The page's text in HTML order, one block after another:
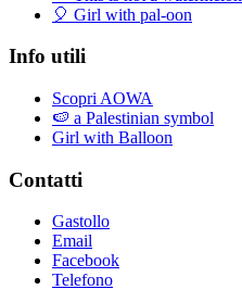
🎈 Girl with pal-oon
Info utili
Scopri AOWA
🍉 a Palestinian symbol
Girl with Balloon
Contatti
Gastollo
Email
Facebook
Telefono